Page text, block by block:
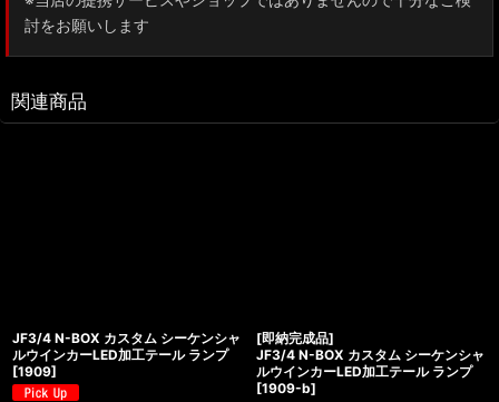
討をお願いします
関連商品
JF3/4 N-BOX カスタム シーケンシャ
ルウインカーLED加工テール ランプ
[1909]
[即納完成品]
JF3/4 N-BOX カスタム シーケンシャ
ルウインカーLED加工テール ランプ
[1909-b]